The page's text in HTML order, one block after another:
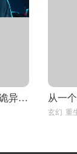
民俗成真：我在诡异世界封神了 从一
玄幻 重